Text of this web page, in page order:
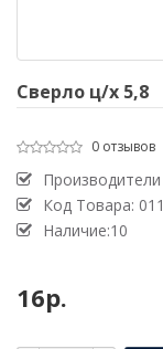
Сверло ц/х 5,8
0 отзывов
Производители
Код Товара: 011
Наличие:10
16р.